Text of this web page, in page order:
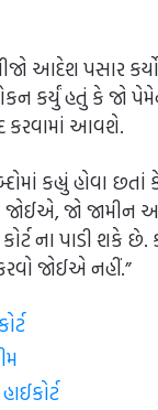
આદેશ પસાર કર્યો
કર્યું હતું કે જો
કરવામાં આવશે.
કહ્યું હોવા
જોઈએ, જો
ના પાડી શકે છે.
જોઈએ નહીં.”